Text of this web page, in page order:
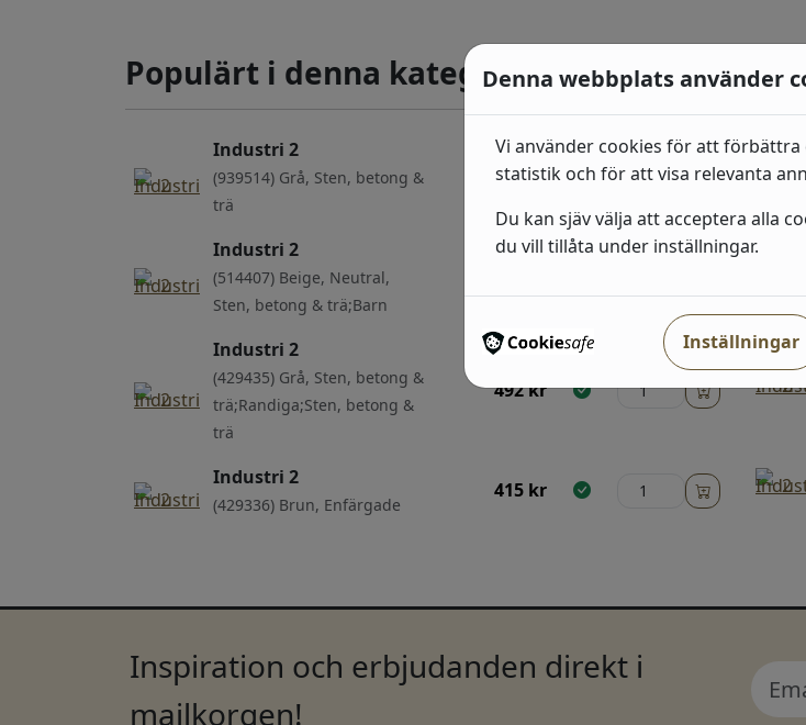
Populärt i denna kategori
Industri 2
(939514) Grå, Sten, betong &
trä
492kr
Industri 2
(514407) Beige, Neutral,
Sten, betong & trä;Barn
Industri 2
(429435) Grå, Sten, betong &
trä;Randiga;Sten, betong &
trä
492kr
Industri 2
(429336) Brun, Enfärgade
415 kr
Inspiration och erbjudanden direkt i
mailkorgen!
Denna webbplats använder
Vi använder cookies för att förbättra
statistik och för att visa relevanta
Du kan sjäv välja att acceptera alla
du vill tillåta under inställningar.
Inställningar